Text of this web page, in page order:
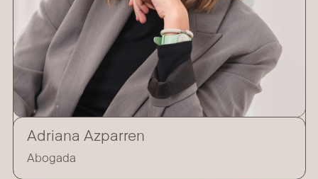
Adriana Azparren
Abogada